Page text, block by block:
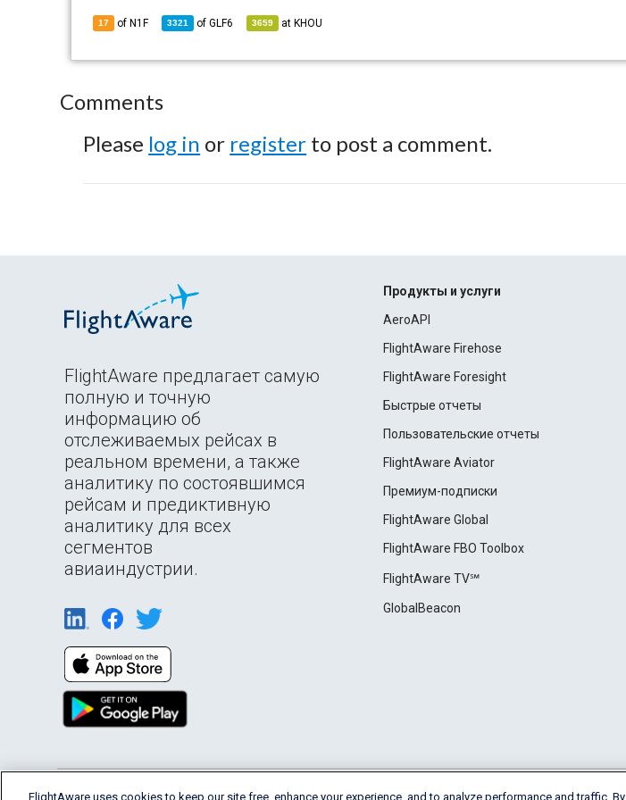
17 of N1F 3321 ofGLF6 3659 at KHOU
Comments
Please log in or register to post a comment.
FlightAware предлагает самую
полную и точную
информацию об
отслеживаемых рейсах в
реальном времени, а также
аналитику по состоявшимся
рейсам и предиктивную
аналитику для всех
сегментов
авиаиндустрии.
Продукты и услуги
AeroAPI
FlightAware Firehose
FlightAware Foresight
Быстрые отчеты
Пользовательские отчеты
FlightAware Aviator
Премиум-подписки
FlightAware Global
FlightAware FBO Toolbox
FlightAware TV℠
GlobalBeacon
English (USA) 2026 FlightAware Terms of Use Privacy Cookie Settings
FlightAware uses cookies to keep our site free, enhance your experience, and to analyze performance and traffic. By